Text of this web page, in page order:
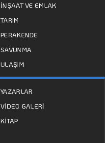
İNŞAAT VE EMLAK
TARIM
PERAKENDE
SAVUNMA
ULAŞIM
YAZARLAR
VİDEO GALERİ
KİTAP